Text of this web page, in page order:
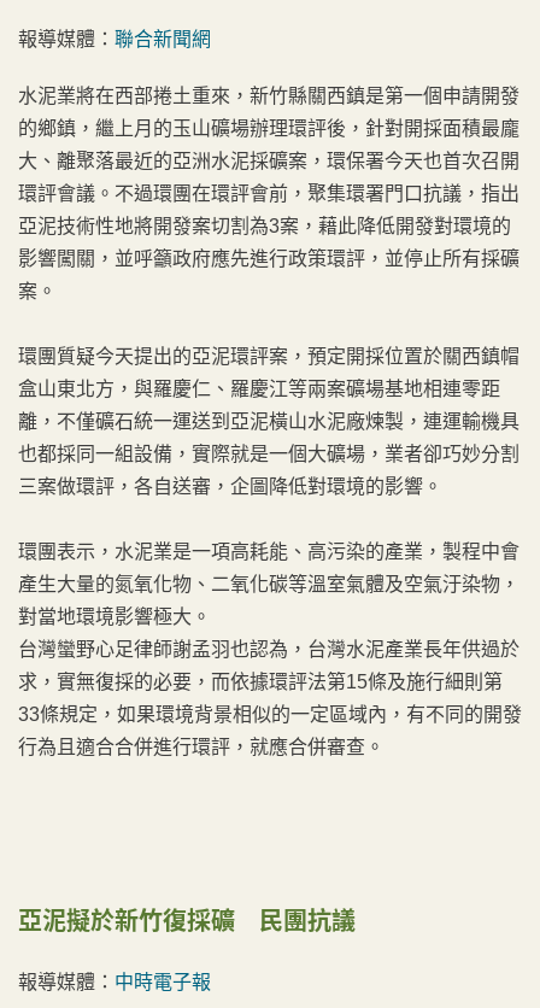
報導媒體： 聯合新聞網
水泥業將在西部捲土重來，新竹縣關西鎮是第一個申請開發
的鄉鎮，繼上月的玉山礦場辦理環評後，針對開採面積最龐
大、離聚落最近的亞洲水泥採礦案，環保署今天也首次召開
環評會議。不過環團在環評會前，聚集環署門口抗議，指出
亞泥技術性地將開發案切割為3案，藉此降低開發對環境的
影響闖關，並呼籲政府應先進行政策環評，並停止所有採礦
案。
環團質疑今天提出的亞泥環評案，預定開採位置於關西鎮帽
盒山東北方，與羅慶仁、羅慶江等兩案礦場基地相連零距
離，不僅礦石統一運送到亞泥橫山水泥廠煉製，連運輸機具
也都採同一組設備，實際就是一個大礦場，業者卻巧妙分割
三案做環評，各自送審，企圖降低對環境的影響。
環團表示，水泥業是一項高耗能、高污染的產業，製程中會
產生大量的氮氧化物、二氧化碳等溫室氣體及空氣汙染物，
對當地環境影響極大。
台灣蠻野心足律師謝孟羽也認為，台灣水泥產業長年供過於
求，實無復採的必要，而依據環評法第15條及施行細則第
33條規定，如果環境背景相似的一定區域內，有不同的開發
行為且適合合併進行環評，就應合併審查。
亞泥擬於新竹復採礦 民團抗議
報導媒體： 中時電子報